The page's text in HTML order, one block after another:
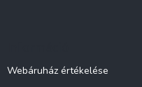
Webáruház értékelése